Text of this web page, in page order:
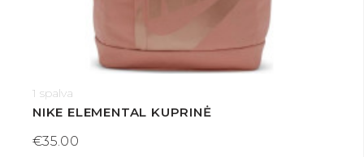
1 spalva
NIKE ELEMENTAL KUPRINĖ
€35.00